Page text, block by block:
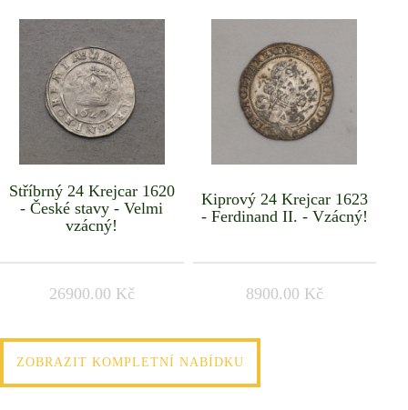
Stříbrný 24 Krejcar 1620
- České stavy - Velmi
vzácný!
26900.00 Kč
Kiprový 24 Krejcar 1623
- Ferdinand II. - Vzácný!
8900.00 Kč
ZOBRAZIT KOMPLETNÍ NABÍDKU